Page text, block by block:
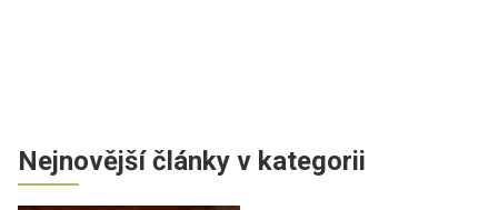
Nejnovější články v kategorii